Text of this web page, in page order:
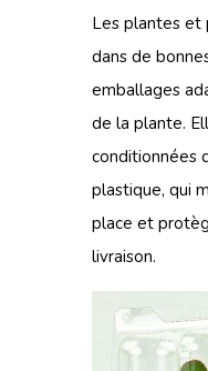
Les plantes et
dans de
emballages
de la plante.
conditionnées
plastique, qui
place et
livraison.